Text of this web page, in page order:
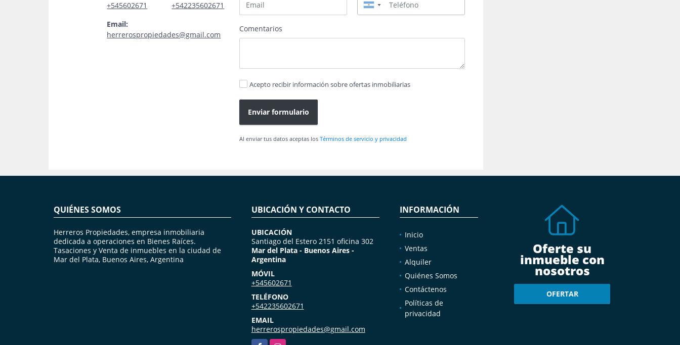
+545602671
+542235602671
Email:
herrerospropiedades@gmail.com
▼
Comentarios
Acepto recibir información sobre ofertas inmobiliarias
Enviar formulario
Al enviar tus datos aceptas losTérminos de servicio y privacidad
QUIÉNES SOMOS
Herreros Propiedades, empresa inmobiliaria
dedicada a operaciones en Bienes Raíces.
Tasaciones y Venta de inmuebles en la ciudad de
Mar del Plata, Buenos Aires, Argentina
UBICACIÓN Y CONTACTO
UBICACIÓN
Santiago del Estero 2151 oficina 302
Mar del Plata - Buenos Aires -
Argentina
MÓVIL
+545602671
TELÉFONO
+542235602671
EMAIL
herrerospropiedades@gmail.com
INFORMACIÓN
Inicio
Ventas
Alquiler
Quiénes Somos
Contáctenos
Políticas de
privacidad
Oferte su
inmueble con
nosotros
OFERTAR